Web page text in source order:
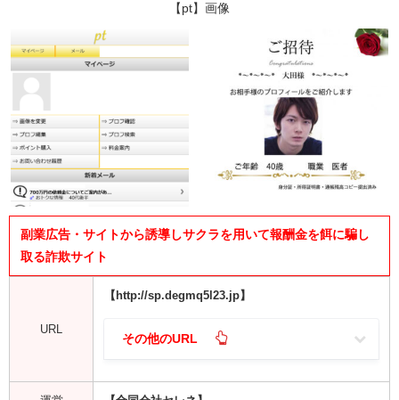
【pt】画像
副業広告・サイトから誘導しサクラを用いて報酬金を餌に騙し
取る詐欺サイト
URL
【http://sp.degmq5l23.jp】
その他のURL